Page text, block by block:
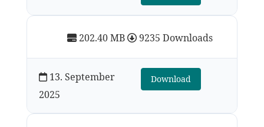
202.40 MB 9235 Downloads
13. September
2025
Download